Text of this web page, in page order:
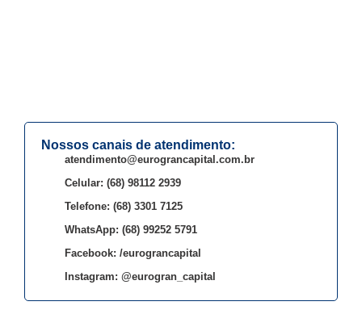
Nossos canais de atendimento:
atendimento@eurograncapital.com.br
Celular: (68) 98112 2939
Telefone: (68) 3301 7125
WhatsApp: (68) 99252 5791
Facebook: /eurograncapital
Instagram: @eurogran_capital